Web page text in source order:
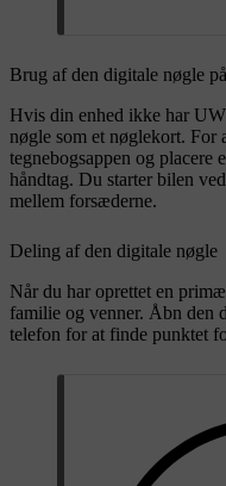
Brug af den digitale nøgle
Hvis din enhed ikke har
nøgle som et nøglekort. For
tegnebogsappen og placere
håndtag. Du starter bilen
mellem forsæderne.
Deling af den digitale nøgle
Når du har oprettet en
familie og venner. Åbn den
telefon for at finde punktet